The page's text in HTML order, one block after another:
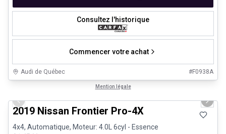
Consultez l'historique
Commencer votre achat
Audi de Québec #F0938A
Mention légale
Véhicules d'occasion certifiés
Previous slide Next
2019 Nissan Frontier Pro-4X
4x4, Automatique, Moteur: 4.0L 6cyl - Essence